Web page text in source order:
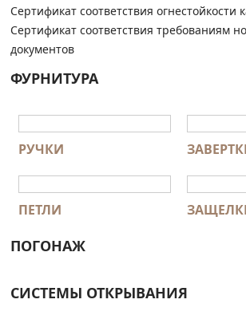
Сертификат соответствия огнестойкости
Сертификат соответствия требованиям
документов
ФУРНИТУРА
РУЧКИ
ПЕТЛИ
ПОГОНАЖ
СИСТЕМЫ ОТКРЫВАНИЯ